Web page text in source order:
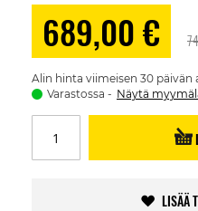
689,00 €
Alin hinta viimeisen 30 päivän
Varastossa
Näytä
LISÄÄ
gallery